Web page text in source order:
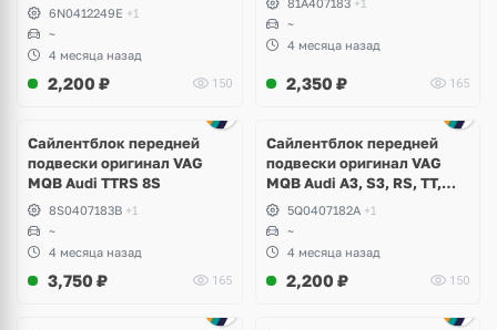
6N0412249E +1
~
4 месяца назад
2,200 ₽ 150
81A407183 +1
~
4 месяца назад
2,350 ₽ 165
Сайлентблок передней
подвески оригинал VAG
MQB Audi TTRS 8S
8S0407183B +1
~
4 месяца назад
3,750 ₽ 165
Сайлентблок передней
подвески оригинал VAG
MQB Audi A3, S3, RS, TT,
TTRS, Skoda Octavia A7,
Kodiaq, Karoq, Superb,
Volkswagen Tiguan, Passat,
Golf
5Q0407182A +1
~
4 месяца назад
2,200 ₽ 150